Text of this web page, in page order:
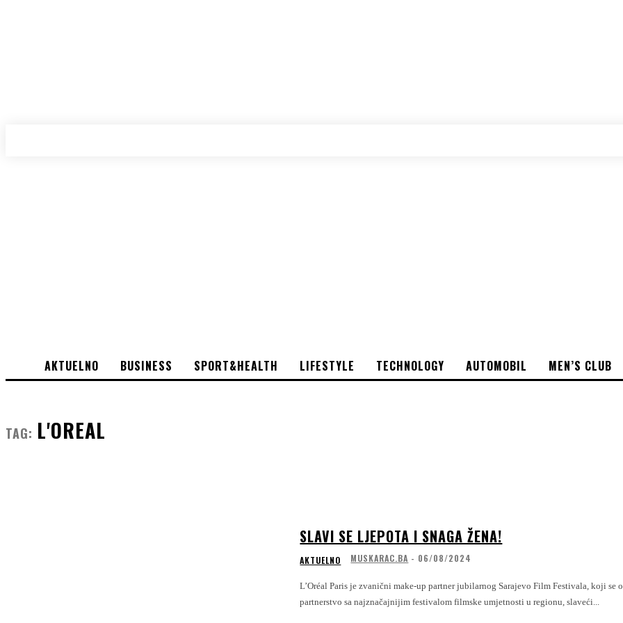
AKTUELNO BUSINESS SPORT&HEALTH LIFESTYLE TECHNOLOGY AUTOMOBIL MEN’S CLUB
TAG: L'OREAL
SLAVI SE LJEPOTA I SNAGA ŽENA!
AKTUELNO MUSKARAC.BA - 06/08/2024
L’Oréal Paris je zvanični make-up partner jubilarnog Sarajevo Film Festivala, koji
partnerstvo sa najznačajnijim festivalom filmske umjetnosti u regionu, slaveći...